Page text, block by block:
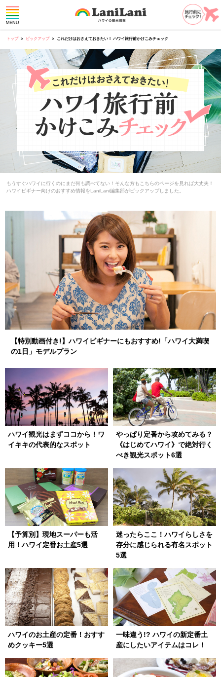
トップ ピックアップ これだけはおさえておきたい！ ハワイ旅行前かけこみチェック
もうすぐハワイに行くのにまだ何も調べてない！そんな方もこちらのページを見れば大丈夫！
ハワイビギナー向けのおすすめ情報をLaniLani編集部がピックアップしました。
【特別動画付き!】ハワイビギナーにもおすすめ!「ハワイ大満喫
の1日」モデルプラン
ハワイ観光はまずココから！ワ
イキキの代表的なスポット
やっぱり定番から攻めてみる？
《はじめてハワイ》で絶対行く
べき観光スポット6選
【予算別】現地スーパーも活
用！ハワイ定番お土産5選
迷ったらここ！ハワイらしさを
存分に感じられる有名スポット
5選
ハワイのお土産の定番！おすす
めクッキー5選
一味違う!? ハワイの新定番土
産にしたいアイテムはコレ！